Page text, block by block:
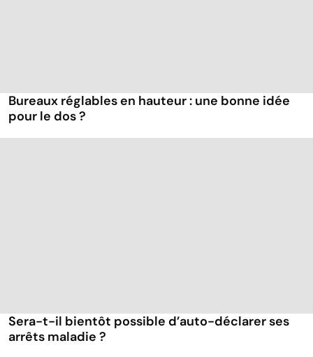
Bureaux réglables en hauteur : une bonne idée
pour le dos ?
Sera-t-il bientôt possible d’auto-déclarer ses
arrêts maladie ?